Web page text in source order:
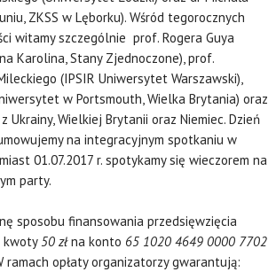
ZKSS w Lęborku). Wśród tegorocznych
witamy szczególnie prof. Rogera Guya
Karolina, Stany Zjednoczone), prof.
(IPSIR Uniwersytet Warszawski),
w Portsmouth, Wielka Brytania) oraz
Ukrainy, Wielkiej Brytanii oraz Niemiec. Dzień
na integracyjnym spotkaniu w
01.07.2017 r. spotykamy się wieczorem na
party.
sposobu finansowania przedsięwzięcia
kwoty 50 złna konto 65 1020 4649 0000 7702
ramach opłaty organizatorzy gwarantują: